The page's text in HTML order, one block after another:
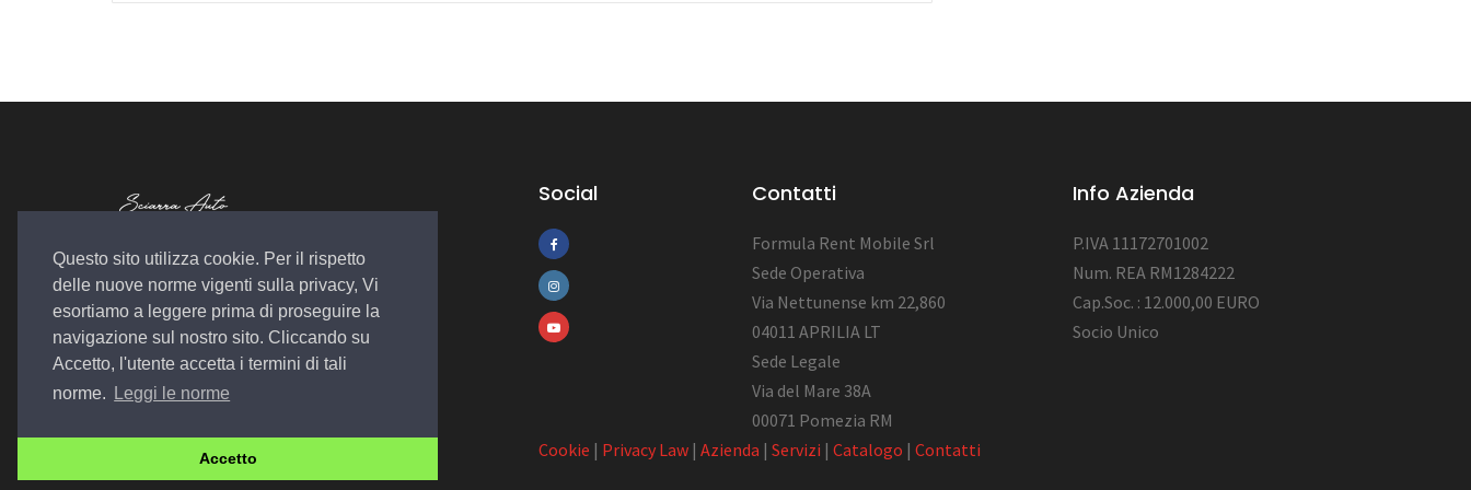
Questo sito utilizza cookie. Per il rispetto
delle nuove norme vigenti sulla privacy, Vi
esortiamo a leggere prima di proseguire la
navigazione sul nostro sito. Cliccando su
Accetto, l'utente accetta i termini di tali
norme.
Leggi le norme
Accetto
Autosalone Plurimarche
Officina Meccanica
Noleggio a Lungo Termine
Social Contatti
Formula Rent Mobile Srl
Sede Operativa
Via Nettunense km 22,860
04011 APRILIA LT
Sede Legale
Via del Mare 38A
00071 Pomezia RM
Info Azienda
P.IVA 11172701002
Num. REA RM1284222
Cap.Soc. : 12.000,00 EURO
Socio Unico
© 2022 Design byEGSoft Cookie | Privacy Law | Azienda | Servizi | Catalogo | Contatti